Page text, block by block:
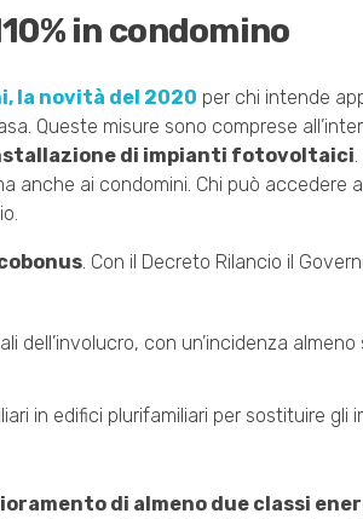
in condomino
la novità del 2020 per chi intende
Queste misure sono comprese
di impianti fotovoltaici
anche ai condomini. Chi può accedere
. Con il Decreto Rilancio il
con un’incidenza almeno
in edifici plurifamiliari per sostituire gli
di almeno due classi